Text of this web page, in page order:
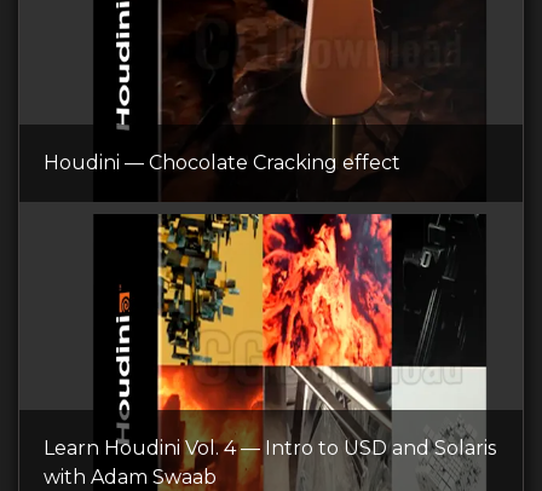
Houdini — Chocolate Cracking effect
Learn Houdini Vol. 4 — Intro to USD and Solaris
with Adam Swaab